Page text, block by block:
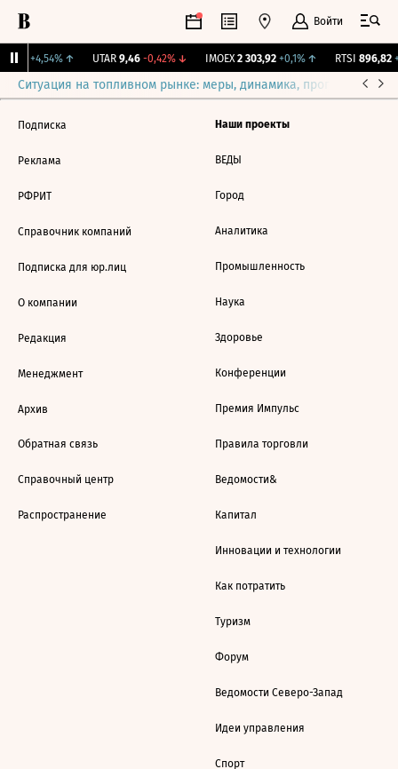
Войти
+4,54%↑ UTAR 9,46 -0,42%↓ IMOEX 2 303,92 +0,1%↑ RTSI 896,82
Ситуация на топливном рынке: меры, динамика, прогнозы
Подписка
Реклама
РФРИТ
Справочник компаний
Подписка для юр.лиц
О компании
Редакция
Менеджмент
Архив
Обратная связь
Справочный центр
Распространение
Наши проекты
ВЕДЫ
Город
Аналитика
Промышленность
Наука
Здоровье
Конференции
Премия Импульс
Правила торговли
Ведомости&
Капитал
Инновации и технологии
Как потратить
Туризм
Форум
Ведомости Северо-Запад
Идеи управления
Спорт